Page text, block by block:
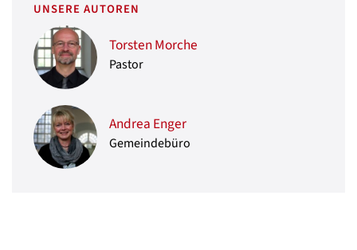
UNSERE AUTOREN
Torsten Morche
Pastor
Andrea Enger
Gemeindebüro